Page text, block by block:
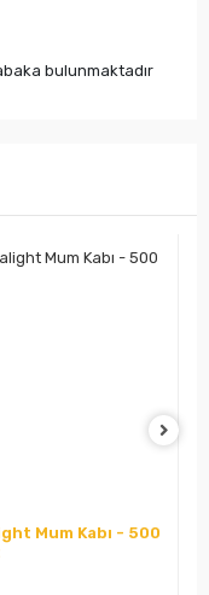
bulunmaktadır
Mum Kabı - 500